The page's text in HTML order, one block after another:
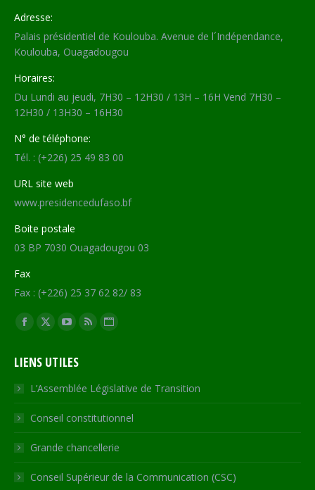
Adresse:
Palais présidentiel de Koulouba. Avenue de l´Indépendance,
Koulouba, Ouagadougou
Horaires:
Du Lundi au jeudi, 7H30 – 12H30 / 13H – 16H Vend 7H30 –
12H30 / 13H30 – 16H30
N° de téléphone:
Tél. : (+226) 25 49 83 00
URL site web
www.presidencedufaso.bf
Boite postale
03 BP 7030 Ouagadougou 03
Fax
Fax : (+226) 25 37 62 82/ 83
Trouvez nous sur :
Facebook
opens
in
new
window
X
opens
in
new
window
YouTube
opens
in
new
window
RSS
in
new
window
Site
opens
in
new
LIENS UTILES
L’Assemblée Législative de Transition
Conseil constitutionnel
Grande chancellerie
Conseil Supérieur de la Communication (CSC)